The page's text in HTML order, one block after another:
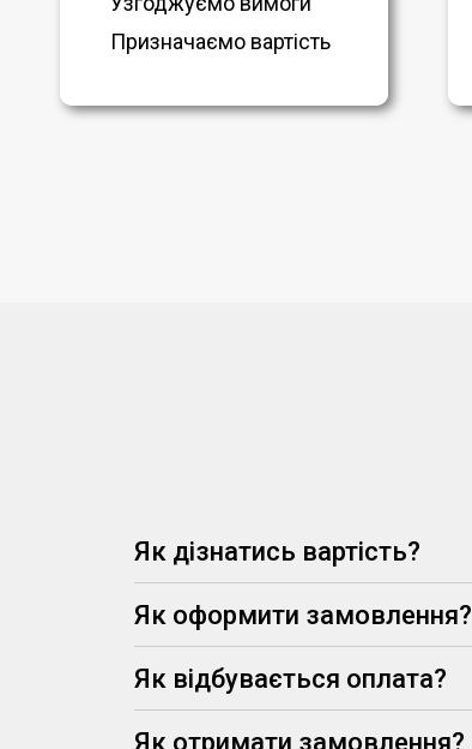
Призначаємо вартість
Як дізнатись вартість?
Як оформити замовлення?
Як відбувається оплата?
Як отримати замовлення?